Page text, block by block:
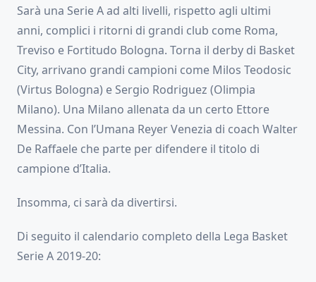
Sarà una Serie A ad alti livelli, rispetto agli ultimi
anni, complici i ritorni di grandi club come Roma,
Treviso e Fortitudo Bologna. Torna il derby di Basket
City, arrivano grandi campioni come Milos Teodosic
(Virtus Bologna) e Sergio Rodriguez (Olimpia
Milano). Una Milano allenata da un certo Ettore
Messina. Con l’Umana Reyer Venezia di coach Walter
De Raffaele che parte per difendere il titolo di
campione d’Italia.
Insomma, ci sarà da divertirsi.
Di seguito il calendario completo della Lega Basket
Serie A 2019-20: